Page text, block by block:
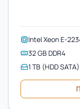
Intel Xeon E-
32 GB DDR4
1 TB (HDD SATA)